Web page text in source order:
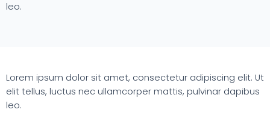
leo.
Lorem ipsum dolor sit amet, consectetur adipiscing elit. Ut
elit tellus, luctus nec ullamcorper mattis, pulvinar dapibus
leo.